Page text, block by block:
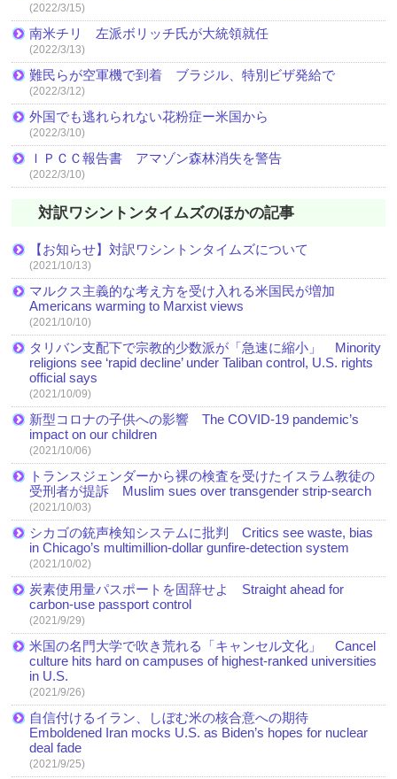
(2022/3/15)
南米チリ 左派ボリッチ氏が大統領就任
(2022/3/13)
難民らが空軍機で到着 ブラジル、特別ビザ発給で
(2022/3/12)
外国でも逃れられない花粉症ー米国から
(2022/3/10)
ＩＰＣＣ報告書 アマゾン森林消失を警告
(2022/3/10)
対訳ワシントンタイムズのほかの記事
【お知らせ】対訳ワシントンタイムズについて
(2021/10/13)
マルクス主義的な考え方を受け入れる米国民が増加
Americans warming to Marxist views
(2021/10/10)
タリバン支配下で宗教的少数派が「急速に縮小」 Minority
religions see ‘rapid decline’ under Taliban control, U.S. rights
official says
(2021/10/09)
新型コロナの子供への影響 The COVID-19 pandemic’s
impact on our children
(2021/10/06)
トランスジェンダーから裸の検査を受けたイスラム教徒の
受刑者が提訴 Muslim sues over transgender strip-search
(2021/10/03)
シカゴの銃声検知システムに批判 Critics see waste, bias
in Chicago’s multimillion-dollar gunfire-detection system
(2021/10/02)
炭素使用量パスポートを固辞せよ Straight ahead for
carbon-use passport control
(2021/9/29)
米国の名門大学で吹き荒れる「キャンセル文化」 Cancel
culture hits hard on campuses of highest-ranked universities
in U.S.
(2021/9/26)
自信付けるイラン、しぼむ米の核合意への期待
Emboldened Iran mocks U.S. as Biden’s hopes for nuclear
deal fade
(2021/9/25)